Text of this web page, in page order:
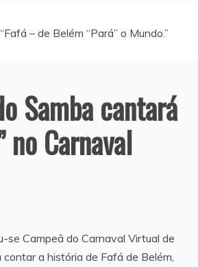
– de Belém “Pará” o Mundo.”
Samba cantará
no Carnaval
Campeã do Carnaval Virtual de
a história de Fafá de Belém,